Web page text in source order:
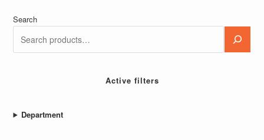
Search
Active filters
Department